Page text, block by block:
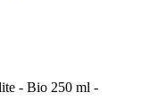
- Bio 250 ml -